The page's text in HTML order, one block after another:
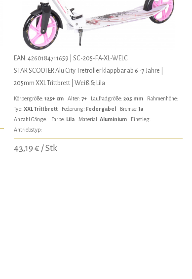
EAN: 4260184711659 | SC-205-FA-XL-WELC
STAR SCOOTER Alu City Tretroller klappbar ab 6 -7 Jahre |
205mm XXL Trittbrett | Weiß & Lila
Körpergröße: 125+ cm Alter: 7+ Laufradgröße: 205 mm
Rahmenhöhe:
Typ: XXL Trittbrett Federung: Federgabel Bremse:Ja
Anzahl Gänge:
Farbe: Lila Material: Aluminium
Einstieg:
Antriebstyp:
43,19 € / Stk